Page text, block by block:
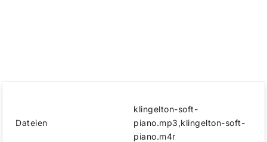
Dateien
klingelton-soft-
piano.mp3,klingelton-soft-
piano.m4r